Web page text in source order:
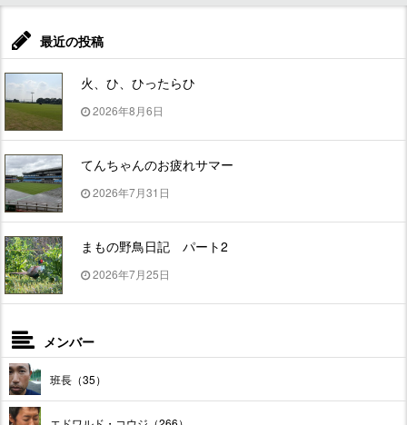
最近の投稿
火、ひ、ひったらひ
2026年8月6日
てんちゃんのお疲れサマー
2026年7月31日
まもの野鳥日記 パート2
2026年7月25日
メンバー
班長（35）